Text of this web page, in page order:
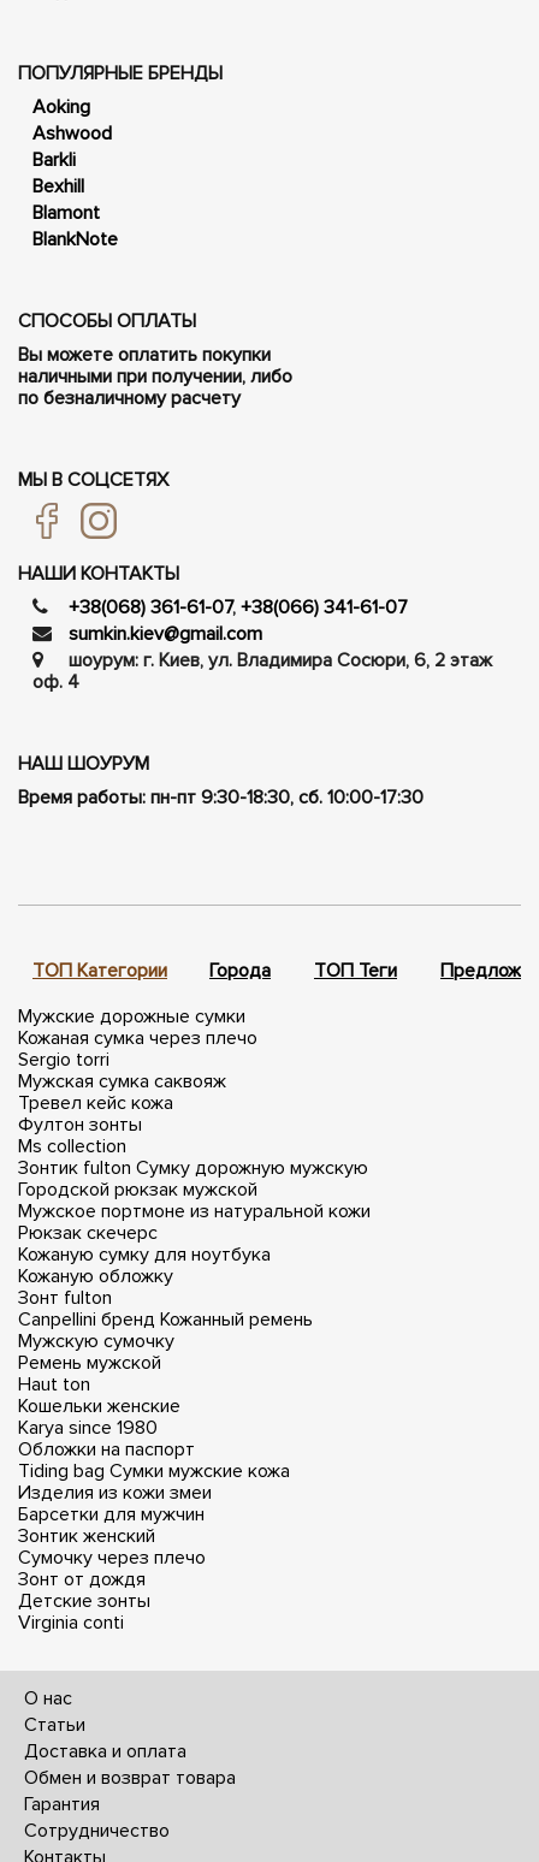
ПОПУЛЯРНЫЕ БРЕНДЫ
Aoking
Ashwood
Barkli
Bexhill
Blamont
BlankNote
СПОСОБЫ ОПЛАТЫ
Вы можете оплатить покупки
наличными при получении, либо
по безналичному расчету
МЫ В СОЦСЕТЯХ
НАШИ КОНТАКТЫ
+38(068) 361-61-07, +38(066) 341-61-07
sumkin.kiev@gmail.com
шоурум: г. Киев, ул. Владимира Сосюри, ​​6, 2 этаж
оф. 4
НАШ ШОУРУМ
Время работы: пн-пт 9:30-18:30, сб. 10:00-17:30
ТОП Категории Города ТОП Теги
Мужские дорожные сумки
Кожаная сумка через плечо
Sergio torri
Мужская сумка саквояж
Тревел кейс кожа
Фултон зонты
Ms collection
Зонтик fulton Сумку дорожную мужскую
Городской рюкзак мужской
Мужское портмоне из натуральной кожи
Рюкзак скечерс
Кожаную сумку для ноутбука
Кожаную обложку
Зонт fulton
Canpellini бренд Кожанный ремень
Мужскую сумочку
Ремень мужской
Haut ton
Кошельки женские
Karya since 1980
Обложки на паспорт
Tiding bag Сумки мужские кожа
Изделия из кожи змеи
Барсетки для мужчин
Зонтик женский
Сумочку через плечо
Зонт от дождя
Детские зонты
Virginia conti
О нас
Статьи
Доставка и оплата
Обмен и возврат товара
Гарантия
Сотрудничество
Контакты